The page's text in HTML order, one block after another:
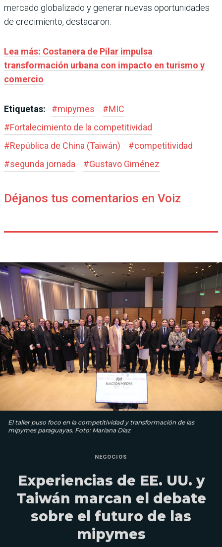
mercado globalizado y generar nuevas oportunidades
de crecimiento, destacaron.
Lea más: Costanera de Pilar impulsa
transformación urbana con impacto en turismo y
comercio
Etiquetas: #mipymes #MIC
#Fortalecimiento de la competitividad
#República de China (Taiwán) #competitividad
#segunda jornada #Gustavo Giménez
Déjanos tus comentarios en Voiz
El taller puso foco en la competitividad y transformación de las
mipymes paraguayas. Foto: Mariana Díaz
NEGOCIOS
Experiencias de EE. UU. y
Taiwán marcan el debate
sobre el futuro de las
mipymes